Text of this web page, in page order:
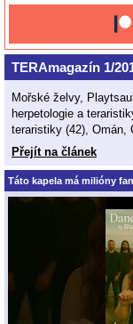
TERAmagazín 1/
Mořské želvy,
herpetologie a
teraristiky (42), Omán,
Přejít na článek
Táto kapela má milióny